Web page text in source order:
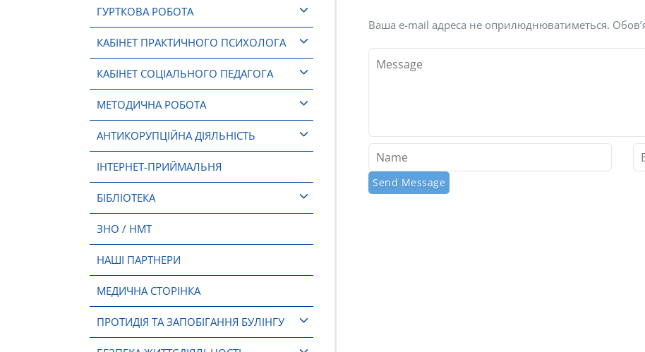
ГУРТКОВА РОБОТА
КАБІНЕТ ПРАКТИЧНОГО ПСИХОЛОГА
КАБІНЕТ СОЦІАЛЬНОГО ПЕДАГОГА
МЕТОДИЧНА РОБОТА
АНТИКОРУПЦІЙНА ДІЯЛЬНІСТЬ
ІНТЕРНЕТ-ПРИЙМАЛЬНЯ
БІБЛІОТЕКА
ЗНО / НМТ
НАШІ ПАРТНЕРИ
МЕДИЧНА СТОРІНКА
ПРОТИДІЯ ТА ЗАПОБІГАННЯ БУЛІНГУ
Ваша e-mail адреса не оприлюднюватиметься.